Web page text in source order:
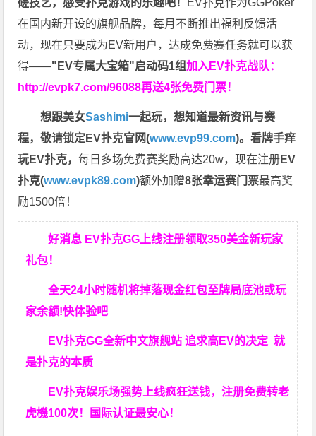
磋技艺，感受扑克游戏的乐趣吧！ EV扑克作为GGPoker
在国内新开设的旗舰品牌，每月不断推出福利反馈活
动，现在只要成为EV新用户，达成免费赛任务就可以获
得——"EV专属大宝箱"启动码1组加入EV扑克战队：
http://evpk7.com/96088再送4张免费门票！
想跟美女Sashimi一起玩，想知道最新资讯与赛
程，敬请锁定EV扑克官网(www.evp99.com)。看牌手痒
玩EV扑克，每日多场免费赛奖励高达20w，现在注册EV
扑克(www.evpk89.com)额外加赠8张幸运赛门票最高奖
励1500倍！
好消息 EV扑克GG上线注册领取350美金新玩家
礼包！
全天24小时随机将掉落现金红包至牌局底池或玩
家余额!快体验吧
EV扑克GG全新中文旗舰站 追求高EV的决定就
是扑克的本质
EV扑克娱乐场强势上线疯狂送钱，注册免费转老
虎機100次！国际认证最安心！